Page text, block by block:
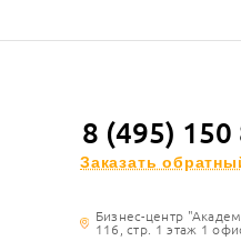
8 (495) 150
Заказать
Бизнес-центр
116, стр. 1 этаж 1